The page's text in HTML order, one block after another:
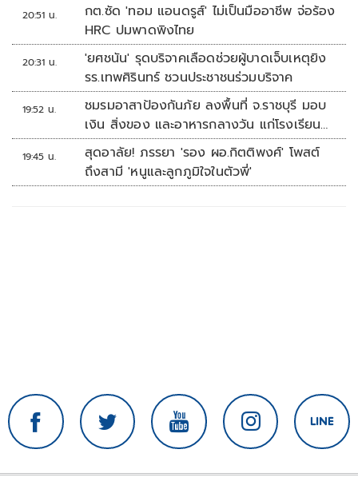
20:51 น.
กต.ซัด 'ทอม แอนดรูส์' ไม่เป็นมืออาชีพ จ่อร้อง
HRC ปมพาดพิงไทย
20:31 น.
'ยศชนัน' รุดบริจาคเลือดช่วยผู้บาดเจ็บเหตุยิง
รร.เทพศิรินทร์ ชวนประชาชนร่วมบริจาค
19:52 น.
ชมรมอาสาป้องกันภัย ลงพื้นที่ จ.ราชบุรี มอบ
เงิน สิ่งของ และอาหารกลางวัน แก่โรงเรียน
บ้านหนองน้ำใส
19:45 น.
สุดอาลัย! ภรรยา 'รอง ผอ.กิตติพงศ์' โพสต์
ถึงสามี 'หนูและลูกภูมิใจในตัวพี่'